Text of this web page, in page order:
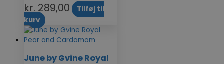
kr. 289,00
Tilføj til
kurv
June by Gvine Royal